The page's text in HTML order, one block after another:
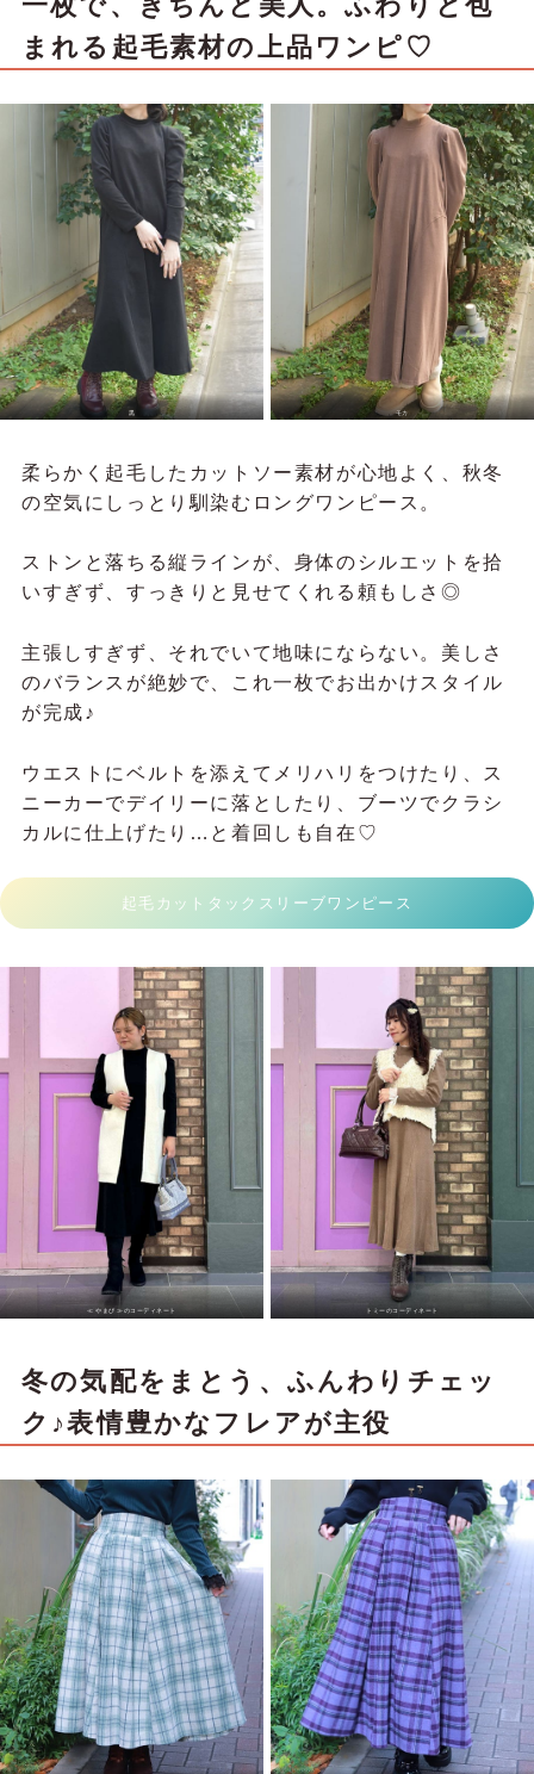
まれる起毛素材の上品ワンピ♡
黒 モカ
柔らかく起毛したカットソー素材が心地よく、秋冬
の空気にしっとり馴染むロングワンピース。
ストンと落ちる縦ラインが、身体のシルエットを拾
いすぎず、すっきりと見せてくれる頼もしさ◎
主張しすぎず、それでいて地味にならない。美しさ
のバランスが絶妙で、これ一枚でお出かけスタイル
が完成♪
ウエストにベルトを添えてメリハリをつけたり、ス
ニーカーでデイリーに落としたり、ブーツでクラシ
カルに仕上げたり…と着回しも自在♡
起毛カットタックスリーブワンピース
≪ やまぴ ≫のコーディネート トミーのコーディネート
冬の気配をまとう、ふんわりチェッ
ク♪表情豊かなフレアが主役